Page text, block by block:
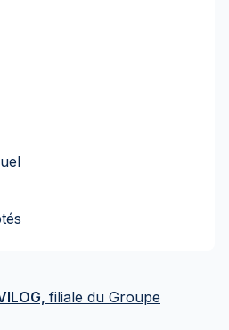
filiale du Groupe